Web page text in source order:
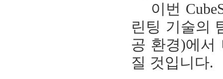
이번
린팅 기술의
공 환경)에서
질 것입니